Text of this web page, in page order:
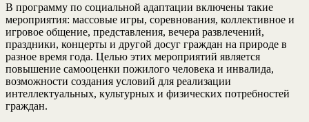
В программу по социальной адаптации включены такие
мероприятия: массовые игры, соревнования, коллективное и
игровое общение, представления, вечера развлечений,
праздники, концерты и другой досуг граждан на природе в
разное время года. Целью этих мероприятий является
повышение самооценки пожилого человека и инвалида,
возможности создания условий для реализации
интеллектуальных, культурных и физических потребностей
граждан.